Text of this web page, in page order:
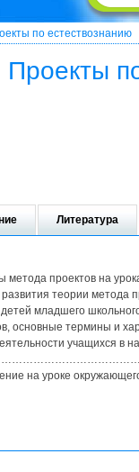
по естествознанию
Проекты
Литература
метода проектов на
теории метода
детей младшего
основные термины и
учащихся в
на уроке